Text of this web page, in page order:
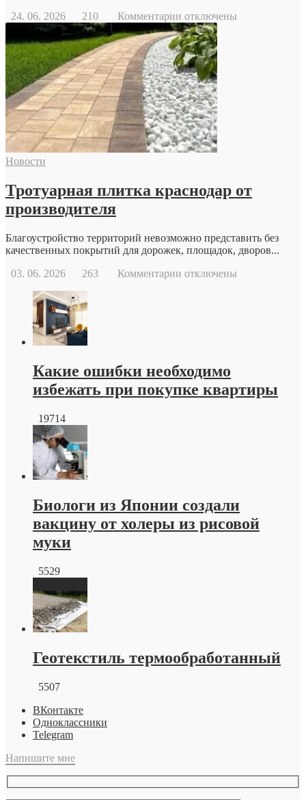
24. 06. 2026 210 Комментарии к
записи
Когда
стоит
обратиться
к
репродуктологу:
основные
причины
и
возможности
современной
отключены
Новости
Тротуарная плитка краснодар от
производителя
Благоустройство территорий невозможно представить без
качественных покрытий для дорожек, площадок, дворов...
03. 06. 2026
263 Комментарии котключены
Какие ошибки необходимо
избежать при покупке квартиры
19714
Биологи из Японии создали
вакцину от холеры из рисовой
муки
5529
Геотекстиль термообработанный
5507
ВКонтакте
Одноклассники
Telegram
Напишите мне